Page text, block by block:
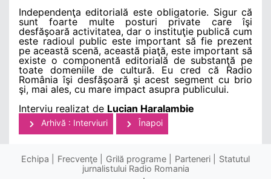
Independenţa editorială este obligatorie. Sigur că
sunt foarte multe posturi private care îşi
desfăşoară activitatea, dar o instituţie publică cum
este radioul public este important să fie prezent
pe această scenă, această piaţă, este important să
existe o componentă editorială de substanţă pe
toate domeniile de cultură. Eu cred că Radio
România îşi desfăşoară şi acest segment cu brio
şi, mai ales, cu mare impact asupra publicului.
Interviu realizat de Lucian Haralambie
Arhivă : Interviuri Înapoi
Echipa Frecvenţe Grilă programe Parteneri
Statutul
jurnalistului Radio Romania